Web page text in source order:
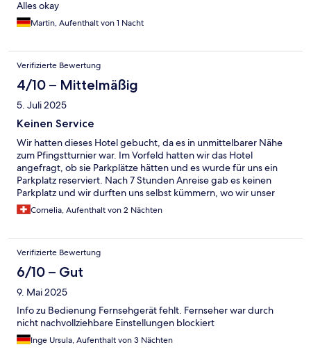
Alles okay
Martin, Aufenthalt von 1 Nacht
Verifizierte Bewertung
4/10 – Mittelmäßig
5. Juli 2025
Keinen Service
Wir hatten dieses Hotel gebucht, da es in unmittelbarer Nähe
zum Pfingstturnier war. Im Vorfeld hatten wir das Hotel
angefragt, ob sie Parkplätze hätten und es wurde für uns ein
Parkplatz reserviert. Nach 7 Stunden Anreise gab es keinen
Parkplatz und wir durften uns selbst kümmern, wo wir unser
Auto hinstellen dürfen. Der nächste Schock war das Zimmer:
dreckig... in der Matratze hatte es ein riesiges Loch. Wir haben
nie wieder
Cornelia, Aufenthalt von 2 Nächten
Verifizierte Bewertung
6/10 – Gut
9. Mai 2025
Info zu Bedienung Fernsehgerät fehlt. Fernseher war durch
nicht nachvollziehbare Einstellungen blockiert
Inge Ursula, Aufenthalt von 3 Nächten